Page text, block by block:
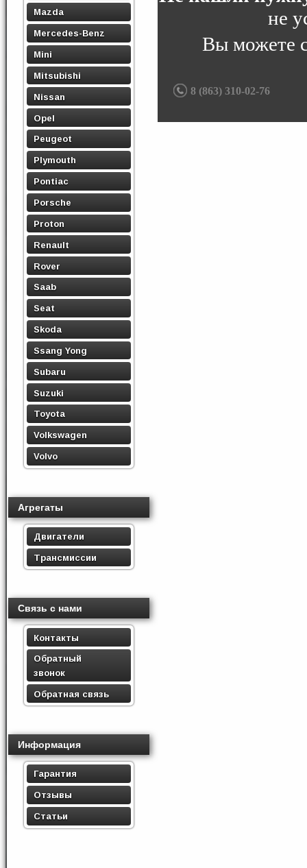
Mazda
Mercedes-Benz
Mini
Mitsubishi
Nissan
Opel
Peugeot
Plymouth
Pontiac
Porsche
Proton
Renault
Rover
Saab
Seat
Skoda
Ssang Yong
Subaru
Suzuki
Toyota
Volkswagen
Volvo
Агрегаты
Двигатели
Трансмиссии
Связь с нами
Контакты
Обратный
звонок
Обратная связь
Информация
Гарантия
Отзывы
Статьи
не
Вы можете
8 (863) 310-02-76